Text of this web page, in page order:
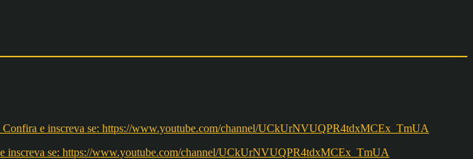
inscreva se: https://www.youtube.com/channel/UCkUrNVUQPR4tdxMCEx_TmUA